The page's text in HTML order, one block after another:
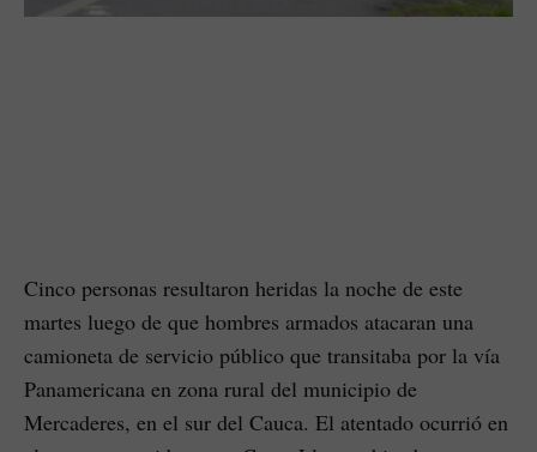
Cinco personas resultaron heridas la noche de este
martes luego de que hombres armados atacaran una
camioneta de servicio público que transitaba por la vía
Panamericana en zona rural del municipio de
Mercaderes, en el sur del Cauca. El atentado ocurrió en